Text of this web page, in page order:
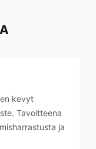
kevyt
Tavoitteena
ja